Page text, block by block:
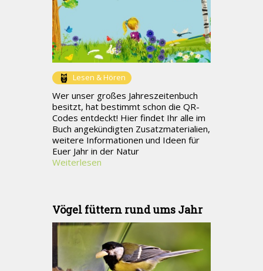
Lesen & Hören
Wer unser großes Jahreszeitenbuch
besitzt, hat bestimmt schon die QR-
Codes entdeckt! Hier findet Ihr alle im
Buch angekündigten Zusatzmaterialien,
weitere Informationen und Ideen für
Euer Jahr in der Natur
Weiterlesen
Vögel füttern rund ums Jahr